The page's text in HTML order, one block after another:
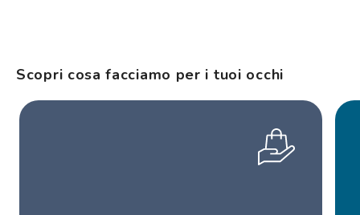
Scopri cosa facciamo per i tuoi occhi